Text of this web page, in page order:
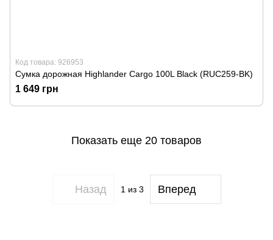
Код товара: 926953
Сумка дорожная Highlander Cargo 100L Black (RUC259-BK)
1 649 грн
Показать еще 20 товаров
Назад 1 из 3 Вперед